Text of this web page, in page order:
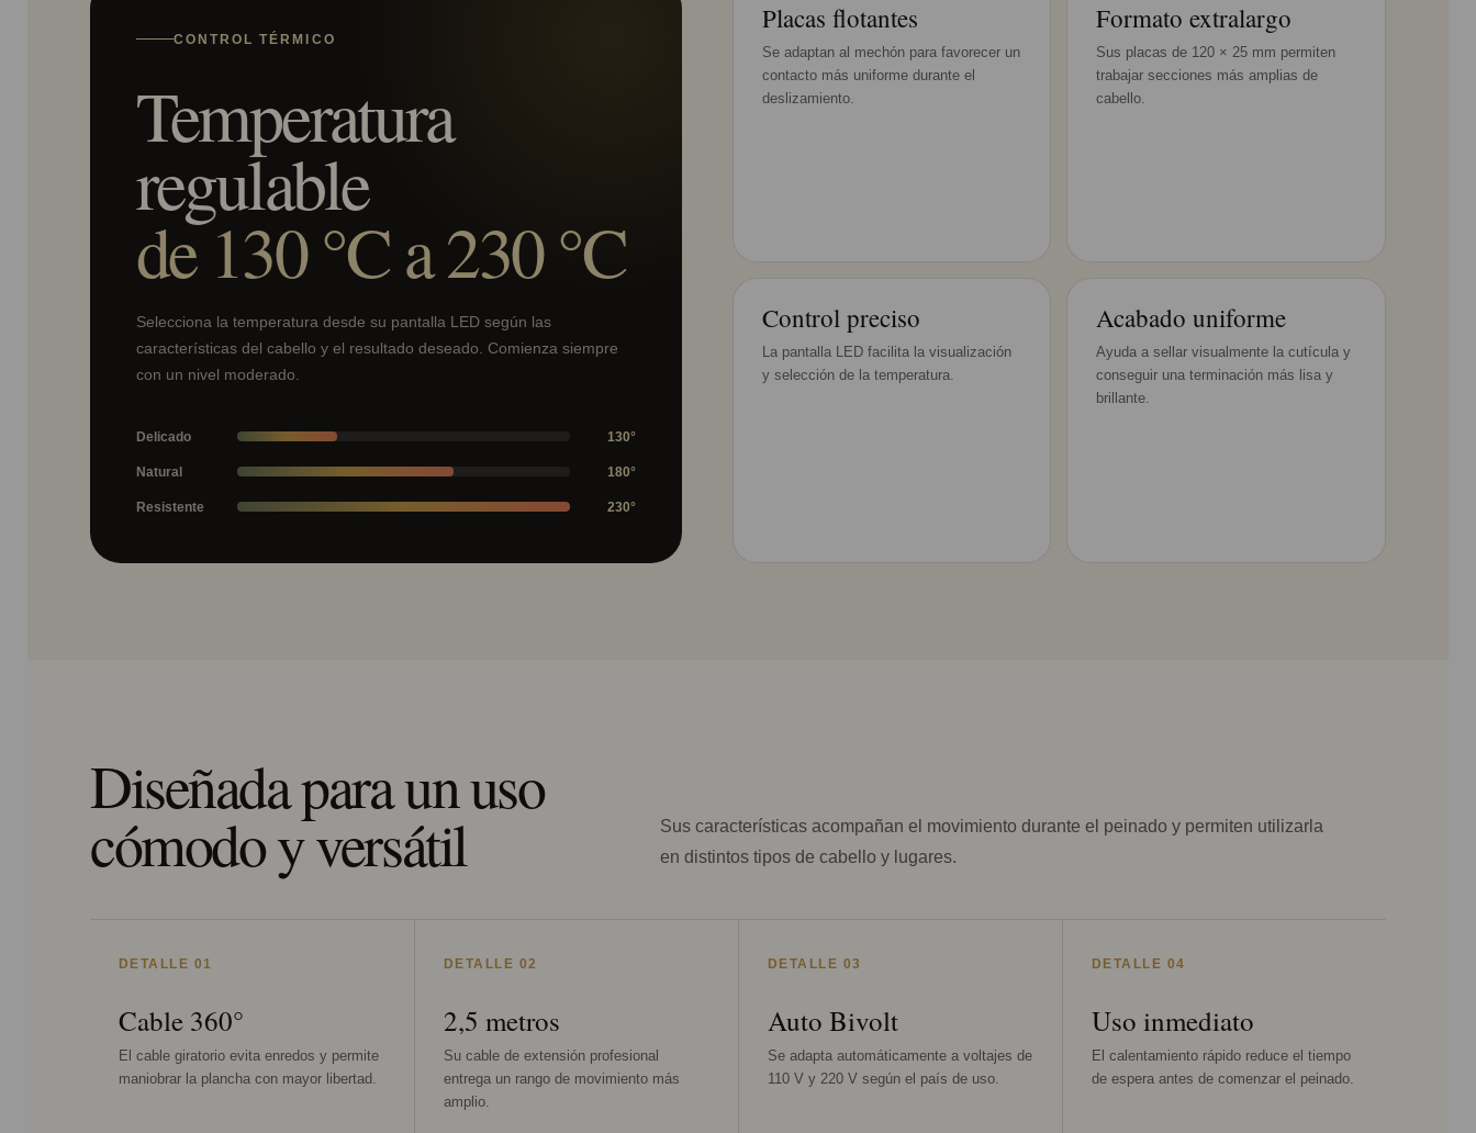
CONTROL TÉRMICO
Temperatura
regulable
de 130 °C a 230 °C
Selecciona la temperatura desde su pantalla LED según las
características del cabello y el resultado deseado. Comienza siempre
con un nivel moderado.
Delicado 130°
Natural 180°
Resistente 230°
Placas flotantes
Se adaptan al mechón para favorecer un
contacto más uniforme durante el
deslizamiento.
Formato extralargo
Sus placas de 120 × 25 mm permiten
trabajar secciones más amplias de
cabello.
Control preciso
La pantalla LED facilita la visualización
y selección de la temperatura.
Acabado uniforme
Ayuda a sellar visualmente la cutícula y
conseguir una terminación más lisa y
brillante.
Diseñada para un uso
cómodo y versátil
Sus características acompañan el movimiento durante el peinado y permiten utilizarla
en distintos tipos de cabello y lugares.
DETALLE 01
Cable 360°
El cable giratorio evita enredos y permite
maniobrar la plancha con mayor libertad.
DETALLE 02
2,5 metros
Su cable de extensión profesional
entrega un rango de movimiento más
amplio.
DETALLE 03
Auto Bivolt
Se adapta automáticamente a voltajes de
110 V y 220 V según el país de uso.
DETALLE 04
Uso inmediato
El calentamiento rápido reduce el tiempo
de espera antes de comenzar el peinado.